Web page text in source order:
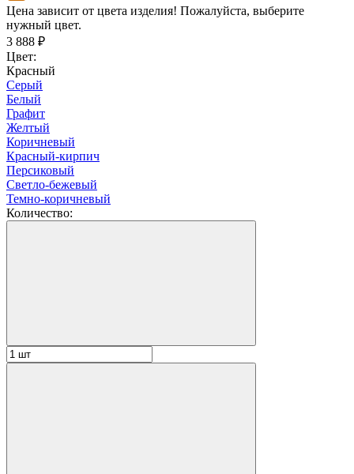
Цена зависит от цвета изделия! Пожалуйста, выберите
нужный цвет.
3 888 ₽
Цвет:
Красный
Серый
Белый
Графит
Желтый
Коричневый
Красный-кирпич
Персиковый
Светло-бежевый
Темно-коричневый
Количество: